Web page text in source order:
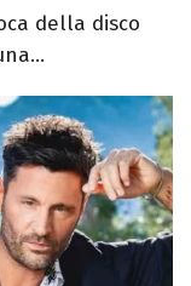
della disco